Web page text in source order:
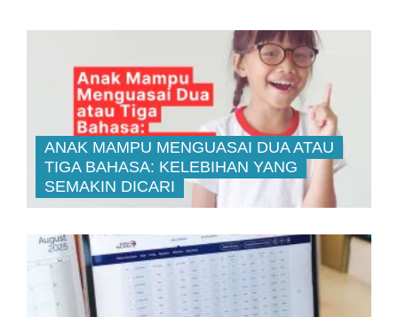
ANAK MAMPU MENGUASAI DUA ATAU
TIGA BAHASA: KELEBIHAN YANG
SEMAKIN DICARI